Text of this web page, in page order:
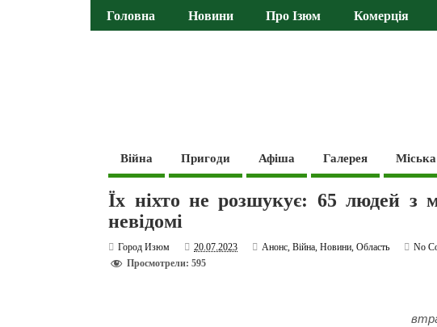
Головна Новини Про Ізюм Комерція
Війна Пригоди Афіша Галерея
Їх ніхто не розшукує: 65 людей з
невідомі
Город Изюм 20.07.2023 Анонс,Війна,Новини,Область
No
Просмотрели: 595